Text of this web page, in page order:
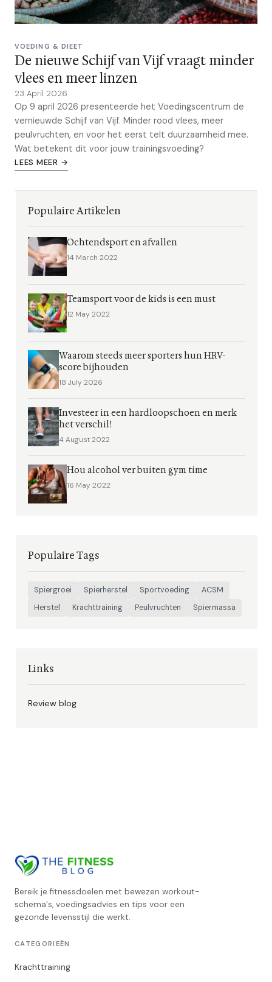
VOEDING & DIEET
De nieuwe Schijf van Vijf vraagt minder
vlees en meer linzen
23 April 2026
Op 9 april 2026 presenteerde het Voedingscentrum de
vernieuwde Schijf van Vijf. Minder rood vlees, meer
peulvruchten, en voor het eerst telt duurzaamheid mee.
Wat betekent dit voor jouw trainingsvoeding?
LEES MEER →
Populaire Artikelen
Ochtendsport en afvallen
14 March 2022
Teamsport voor de kids is een must
12 May 2022
Waarom steeds meer sporters hun HRV-
score bijhouden
18 July 2026
Investeer in een hardloopschoen en merk
het verschil!
4 August 2022
Hou alcohol ver buiten gym time
16 May 2022
Populaire Tags
Spiergroei Spierherstel Sportvoeding
ACSM
Herstel
Krachttraining Peulvruchten Spiermassa
Links
Review blog
Bereik je fitnessdoelen met bewezen workout-
schema's, voedingsadvies en tips voor een
gezonde levensstijl die werkt.
CATEGORIEËN
Krachttraining